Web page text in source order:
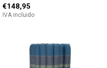
€148,95
IVA incluido